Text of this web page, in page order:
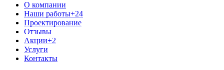
О компании
Наши работы+24
Проектирование
Отзывы
Акции+2
Услуги
Контакты